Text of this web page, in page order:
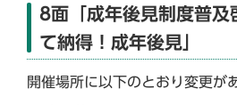
8面「成年後見制度普
て納得！成年後見」
開催場所に以下のとおり変更が